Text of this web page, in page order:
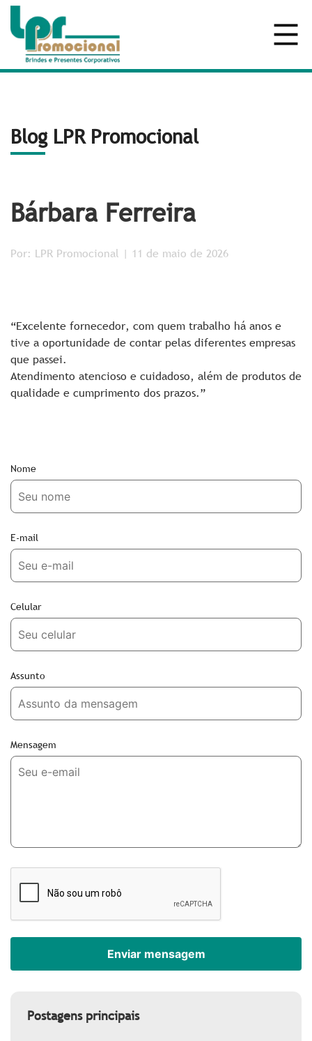
Blog LPR Promocional
Bárbara Ferreira
Por: LPR Promocional | 11 de maio de 2026
“Excelente fornecedor, com quem trabalho há anos e
tive a oportunidade de contar pelas diferentes empresas
que passei.
Atendimento atencioso e cuidadoso, além de produtos de
qualidade e cumprimento dos prazos.”
Nome
E-mail
Celular
Assunto
Mensagem
Postagens principais